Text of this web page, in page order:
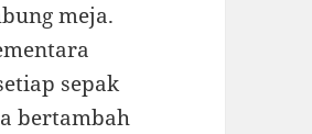
meja.
sepak
bertambah